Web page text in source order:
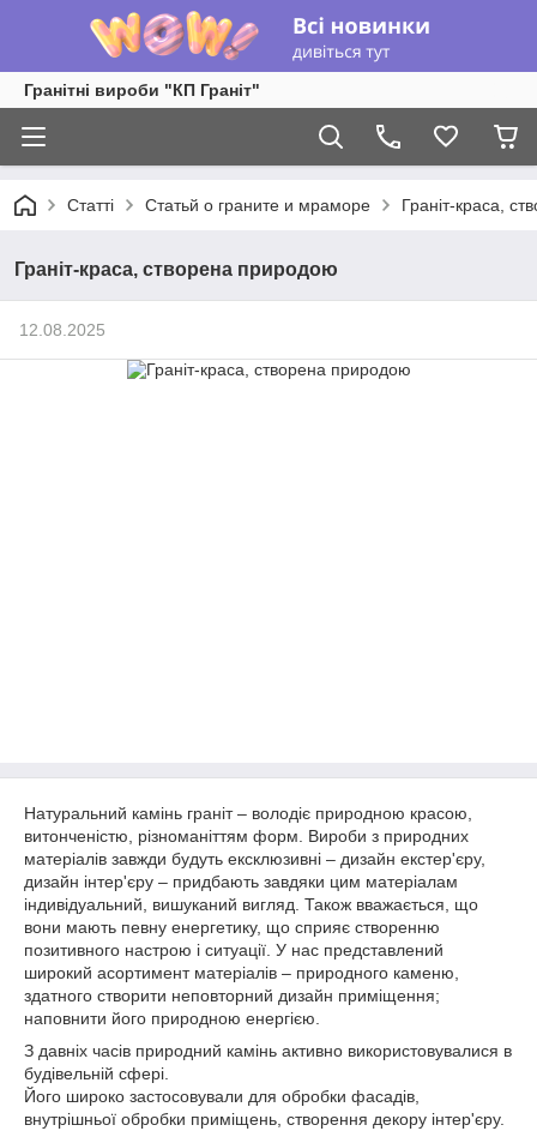
Гранітні вироби "КП Граніт"
Статті Статьй о граните и мраморе Граніт-краса,
Граніт-краса, створена природою
12.08.2025
Натуральний камінь граніт – володіє природною красою,
витонченістю, різноманіттям форм. Вироби з природних
матеріалів завжди будуть ексклюзивні – дизайн екстер'єру,
дизайн інтер'єру – придбають завдяки цим матеріалам
індивідуальний, вишуканий вигляд. Також вважається, що
вони мають певну енергетику, що сприяє створенню
позитивного настрою і ситуації. У нас представлений
широкий асортимент матеріалів – природного каменю,
здатного створити неповторний дизайн приміщення;
наповнити його природною енергією.
З давніх часів природний камінь активно використовувалися в
будівельній сфері.
Його широко застосовували для обробки фасадів,
внутрішньої обробки приміщень, створення декору інтер'єру.